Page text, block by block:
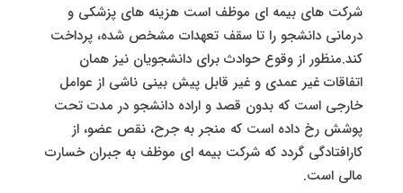
شرکت های بیمه ای موظف است هزینه‌ های پزشکی و
درمانی دانشجو را تا سقف تعهدات مشخص‌ شده، پرداخت
کند.منظور از وقوع حوادث برای دانشجویان نیز همان
اتفاقات غیر عمدی و غیر قابل پیش ‌بینی ناشی از عوامل
خارجی است که بدون قصد و اراده دانشجو در مدت تحت
پوشش رخ داده است که منجر به جرح، نقص عضو، از
کارافتادگی گردد که شرکت بیمه ای موظف به جبران خسارت
مالی است.